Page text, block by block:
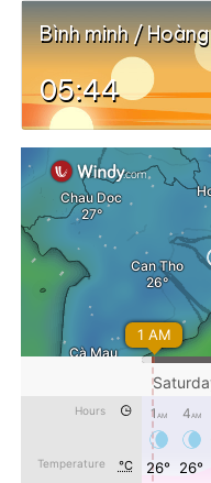
Bình minh /
05:44